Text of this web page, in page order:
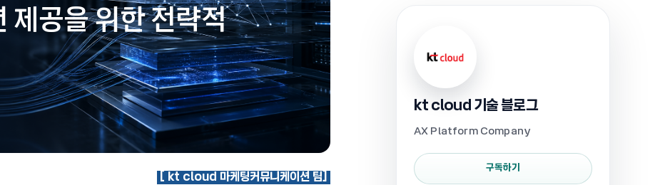
제공을 위한 전략적
[ kt cloud 마케팅커뮤니케이션 팀]
kt cloud 기술 블로그
AX Platform Company
구독하기